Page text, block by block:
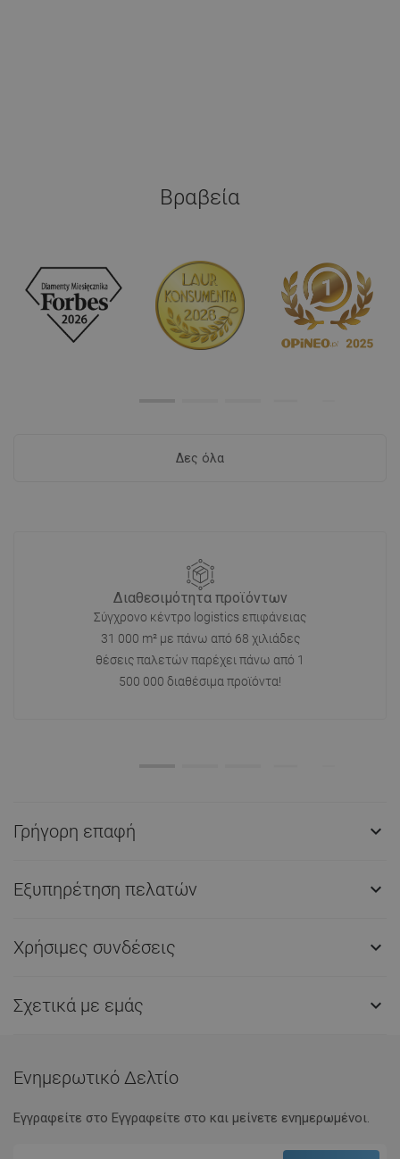
Βραβεία
Δες όλα
Διαθεσιμότητα προϊόντων
Σύγχρονο κέντρο logistics επιφάνειας
31 000 m² με πάνω από 68 χιλιάδες
θέσεις παλετών παρέχει πάνω από 1
500 000 διαθέσιμα προϊόντα!
Γρήγορη επαφή 
Εξυπηρέτηση πελατών 
Χρήσιμες συνδέσεις 
Σχετικά με εμάς 
Ενημερωτικό Δελτίο
Εγγραφείτε στο Eγγραφείτε στο και μείνετε ενημερωμένοι.